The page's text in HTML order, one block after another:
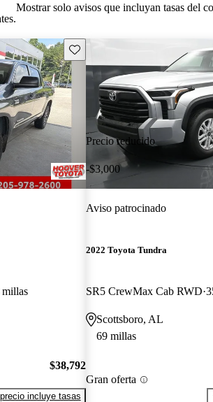
Mostrar solo avisos que incluyan tasas del
Guarda este Aviso
$38,792
incluye tasas
Precio reducido
-$3,000
Aviso patrocinado
2022 Toyota Tundra
SR5 CrewMax Cab RWD
Scottsboro, AL
69 millas
Gran oferta